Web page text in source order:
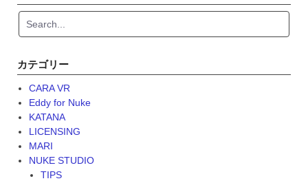
カテゴリー
CARA VR
Eddy for Nuke
KATANA
LICENSING
MARI
NUKE STUDIO
TIPS